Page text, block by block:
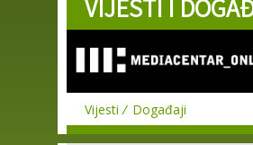
Skip to
main
VIJESTI I
Vijesti Događaji